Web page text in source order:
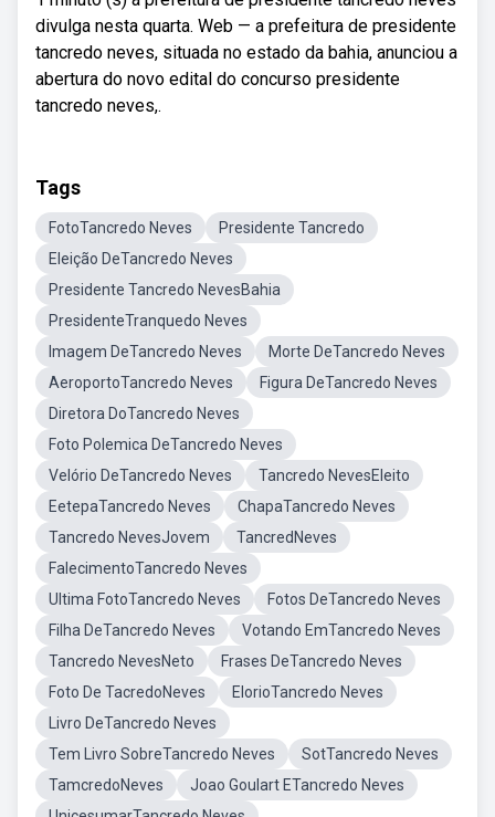
divulga nesta quarta. Web — a prefeitura de presidente
tancredo neves, situada no estado da bahia, anunciou a
abertura do novo edital do concurso presidente
tancredo neves,.
Tags
FotoTancredo Neves
Presidente Tancredo
Eleição DeTancredo Neves
Presidente Tancredo NevesBahia
PresidenteTranquedo Neves
Imagem DeTancredo Neves
Morte DeTancredo Neves
AeroportoTancredo Neves
Figura DeTancredo Neves
Diretora DoTancredo Neves
Foto Polemica DeTancredo Neves
Velório DeTancredo Neves
Tancredo NevesEleito
EetepaTancredo Neves
ChapaTancredo Neves
Tancredo NevesJovem
TancredNeves
FalecimentoTancredo Neves
Ultima FotoTancredo Neves
Fotos DeTancredo Neves
Filha DeTancredo Neves
Votando EmTancredo Neves
Tancredo NevesNeto
Frases DeTancredo Neves
Foto De TacredoNeves
ElorioTancredo Neves
Livro DeTancredo Neves
Tem Livro SobreTancredo Neves
SotTancredo Neves
TamcredoNeves
Joao Goulart ETancredo Neves